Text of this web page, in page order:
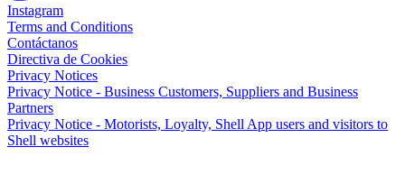
Instagram
Terms and Conditions
Contáctanos
Directiva de Cookies
Privacy Notices
Privacy Notice - Business Customers, Suppliers and Business
Partners
Privacy Notice - Motorists, Loyalty, Shell App users and visitors to
Shell websites